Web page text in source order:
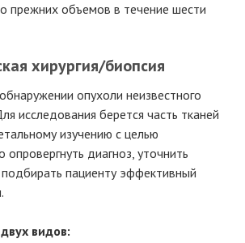
прежних объемов в течение шести
хирургия/биопсия
опухоли неизвестного
исследования берется часть тканей
изучению с целью
диагноз, уточнить
пациенту эффективный
видов: